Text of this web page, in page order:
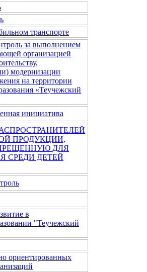
транспорте
за выполнением
организацией
модернизации
на территории
«Теучежский
инициатива
ПРОДУКЦИИ,
ДЛЯ
СРЕДИ ДЕТЕЙ
в
"Теучежский
ориентированных